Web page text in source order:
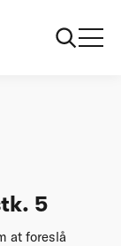
5
at foreslå